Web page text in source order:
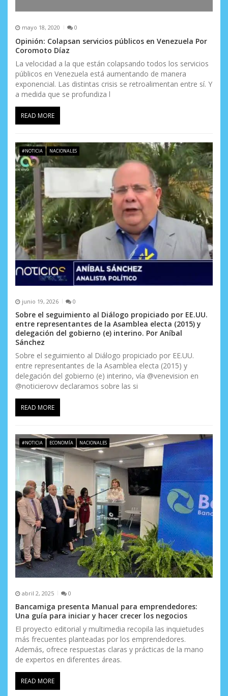
mayo 18, 2020 0
Opinión: Colapsan servicios públicos en Venezuela Por
Coromoto Díaz
La velocidad a la que están colapsando todos los servicios
públicos en Venezuela está aumentando de manera
exponencial. Las distintas crisis se retroalimentan entre sí. Y
a medida que se profundiza l
READ MORE
#NOTICIA NACIONALES
junio 19, 2026 0
Sobre el seguimiento al Diálogo propiciado por EE.UU.
entre representantes de la Asamblea electa (2015) y
delegación del gobierno (e) interino. Por Aníbal
Sánchez
Sobre el seguimiento al Diálogo propiciado por EE.UU.
entre representantes de la Asamblea electa (2015) y
delegación del gobierno (e) interino, vía @venevision en
@noticierovv declaramos sobre las si
READ MORE
#NOTICIA ECONOMÍA NACIONALES
abril 2, 2025 0
Bancamiga presenta Manual para emprendedores:
Una guía para iniciar y hacer crecer los negocios
El proyecto editorial y multimedia recopila las inquietudes
más frecuentes planteadas por los emprendedores.
Además, ofrece respuestas claras y prácticas de la mano
de expertos en diferentes áreas.
READ MORE